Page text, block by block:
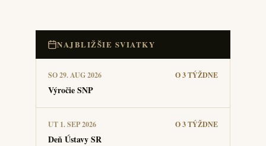
NAJBLIŽŠIE SVIATKY
SO 29. AUG 2026 O 3 TÝŽDNE
Výročie SNP
UT 1. SEP 2026 O 3 TÝŽDNE
Deň Ústavy SR